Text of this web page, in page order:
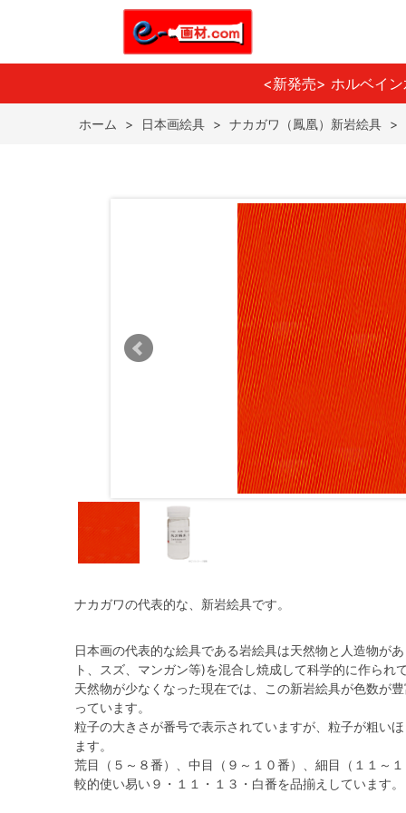
<新発売> ホルベイ
ホーム > 日本画絵具 > ナカガワ（鳳凰）新岩絵具 >
ナカガワの代表的な、新岩絵具です。
日本画の代表的な絵具である岩絵具は天然物と人造物が
ト、スズ、マンガン等)を混合し焼成して科学的に作られ
天然物が少なくなった現在では、この新岩絵具が色数が
っています。
粒子の大きさが番号で表示されていますが、粒子が粗い
ます。
荒目（５～８番）、中目（９～１０番）、細目（１１～
較的使い易い９・１１・１３・白番を品揃えしています。